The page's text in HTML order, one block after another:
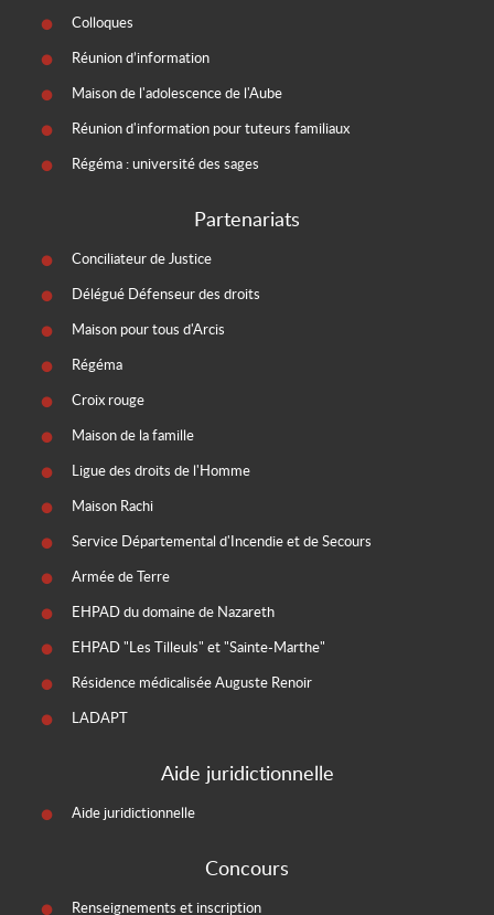
Colloques
Réunion d’information
Maison de l'adolescence de l'Aube
Réunion d'information pour tuteurs familiaux
Régéma : université des sages
Partenariats
Conciliateur de Justice
Délégué Défenseur des droits
Maison pour tous d'Arcis
Régéma
Croix rouge
Maison de la famille
Ligue des droits de l'Homme
Maison Rachi
Service Départemental d'Incendie et de Secours
Armée de Terre
EHPAD du domaine de Nazareth
EHPAD "Les Tilleuls" et "Sainte-Marthe"
Résidence médicalisée Auguste Renoir
LADAPT
Aide juridictionnelle
Aide juridictionnelle
Concours
Renseignements et inscription